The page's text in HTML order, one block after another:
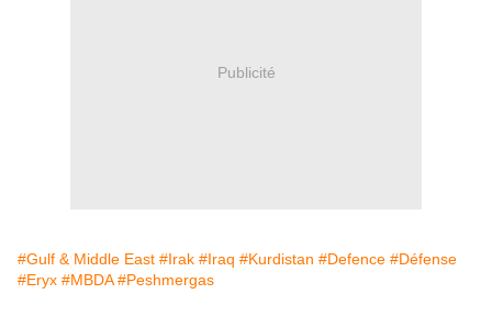
Publicité
#Gulf & Middle East #Irak #Iraq #Kurdistan #Defence #Défense
#Eryx #MBDA #Peshmergas